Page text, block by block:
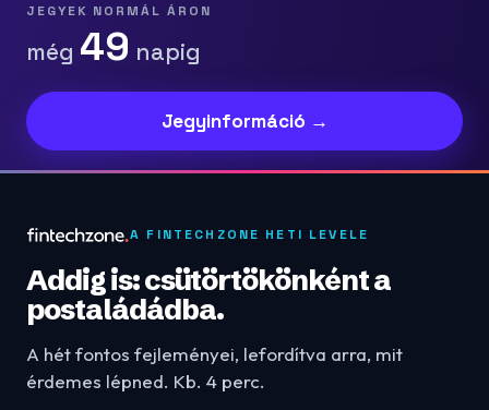
JEGYEK NORMÁL ÁRON
még 49 napig
Jegyinformáció →
A FINTECHZONE HETI LEVELE
Addig is: csütörtökönként a
postaládádba.
A hét fontos fejleményei, lefordítva arra, mit
érdemes lépned. Kb. 4 perc.